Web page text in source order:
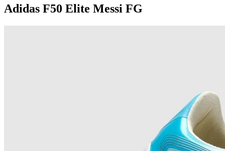
Adidas F50 Elite Messi FG